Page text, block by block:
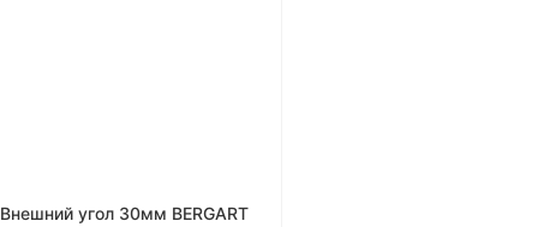
Внешний угол 30мм BERGART